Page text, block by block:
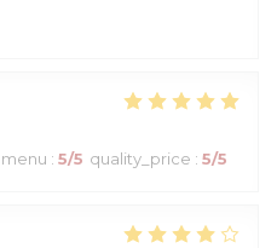
menu : 5/5 quality_price : 5/5